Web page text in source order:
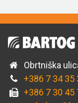
Obrtniška
+386 7 34 35
+386 7 30 45